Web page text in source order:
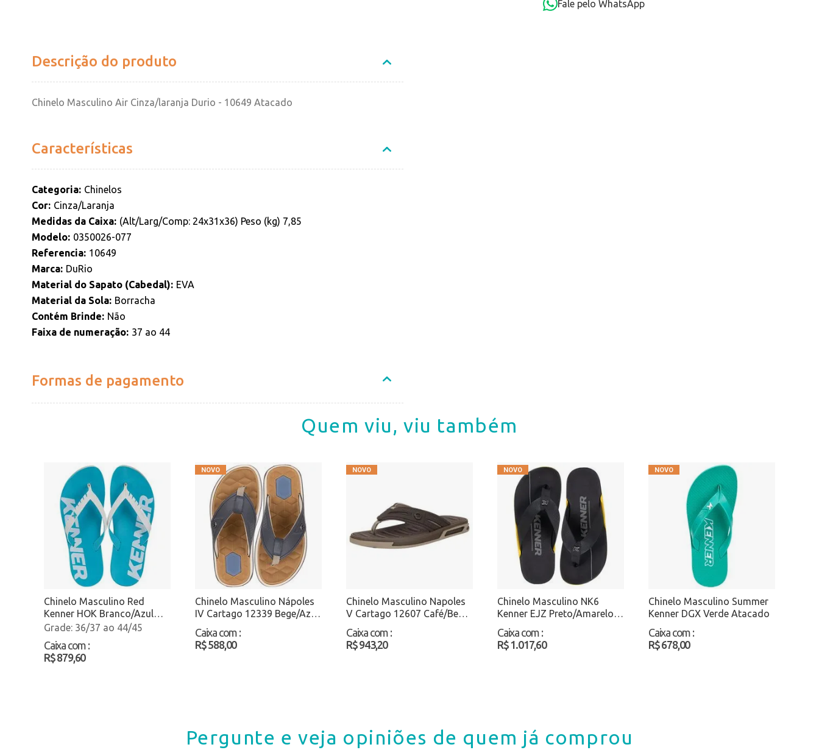
Fale pelo WhatsApp
Descrição do produto
Chinelo Masculino Air Cinza/laranja Durio - 10649 Atacado
Características
Categoria Chinelos
Cor Cinza/Laranja
Medidas da Caixa (Alt/Larg/Comp: 24x31x36) Peso (kg) 7,85
Modelo 0350026-077
Referencia 10649
Marca DuRio
Material do Sapato (Cabedal)
EVA
Material da Sola Borracha
Contém Brinde
Não
Faixa de numeração 37 ao 44
Formas de pagamento
Quem viu, viu também
Chinelo Masculino Red
Kenner HOK Branco/Azul
Atacado36/37 ao 44/45
Caixa com :
R$ 879,60
Chinelo Masculino Nápoles
IV Cartago 12339 Bege/Azul
Atacado
Caixa com :
R$ 588,00
Chinelo Masculino Napoles
V Cartago 12607 Café/Bege
Atacado
Caixa com :
R$ 943,20
Chinelo Masculino NK6
Kenner EJZ Preto/Amarelo
Atacado
Caixa com :
R$ 1.017,60
Chinelo Masculino Summer
Kenner DGX Verde Atacado
Caixa com :
R$ 678,00
Pergunte e veja opiniões de quem já comprou